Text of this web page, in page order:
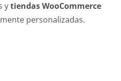
ytiendas WooCommerce
personalizadas.